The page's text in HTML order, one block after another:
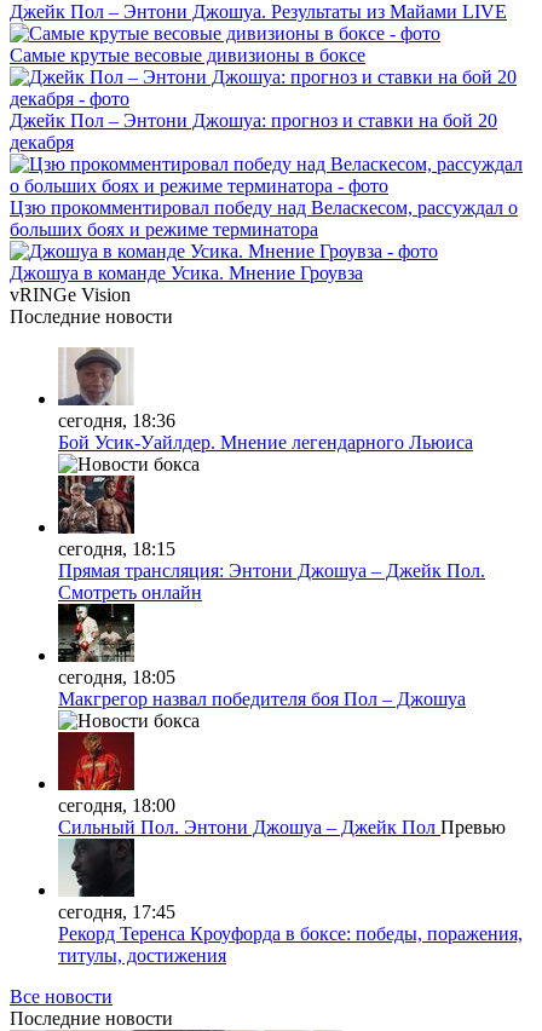
Джейк Пол – Энтони Джошуа. Результаты из Майами LIVE
Самые крутые весовые дивизионы в боксе
Джейк Пол – Энтони Джошуа: прогноз и ставки на бой 20
декабря
Цзю прокомментировал победу над Веласкесом, рассуждал о
больших боях и режиме терминатора
Джошуа в команде Усика. Мнение Гроувза
vRINGe Vision
Последние новости
сегодня, 18:36
Бой Усик-Уайлдер. Мнение легендарного Льюиса
сегодня, 18:15
Прямая трансляция: Энтони Джошуа – Джейк Пол.
Смотреть онлайн
сегодня, 18:05
Макгрегор назвал победителя боя Пол – Джошуа
сегодня, 18:00
Сильный Пол. Энтони Джошуа – Джейк Пол Превью
сегодня, 17:45
Рекорд Теренса Кроуфорда в боксе: победы, поражения,
титулы, достижения
Все новости
Последние новости